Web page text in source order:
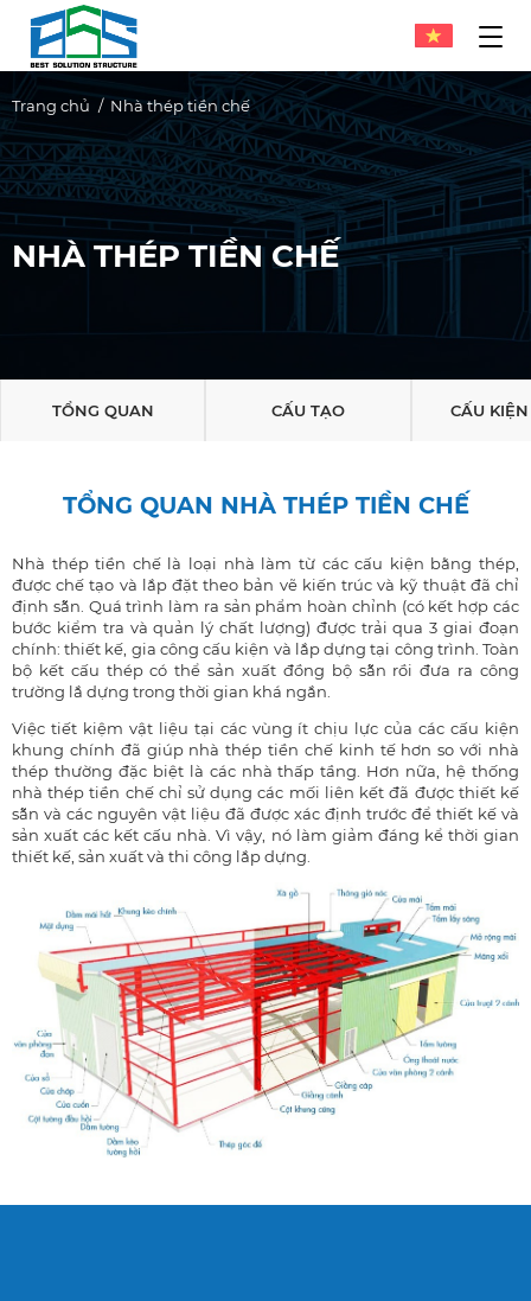
Trang chủ Nhà thép tiền chế
NHÀ THÉP TIỀN CHẾ
TỔNG QUAN CẤU TẠO CẤU
TỔNG QUAN NHÀ THÉP TIỀN CHẾ
Nhà thép tiền chế là loại nhà làm từ các cấu kiện bằng thép,
được chế tạo và lắp đặt theo bản vẽ kiến trúc và kỹ thuật đã chỉ
định sẵn. Quá trình làm ra sản phẩm hoàn chỉnh (có kết hợp các
bước kiểm tra và quản lý chất lượng) được trải qua 3 giai đoạn
chính: thiết kế, gia công cấu kiện và lắp dựng tại công trình. Toàn
bộ kết cấu thép có thể sản xuất đồng bộ sẵn rồi đưa ra công
trường lắ dựng trong thời gian khá ngắn.
Việc tiết kiệm vật liệu tại các vùng ít chịu lực của các cấu kiện
khung chính đã giúp nhà thép tiền chế kinh tế hơn so với nhà
thép thường đặc biệt là các nhà thấp tầng. Hơn nữa, hệ thống
nhà thép tiền chế chỉ sử dụng các mối liên kết đã được thiết kế
sẵn và các nguyên vật liệu đã được xác định trước để thiết kế và
sản xuất các kết cấu nhà. Vì vậy, nó làm giảm đáng kể thời gian
thiết kế, sản xuất và thi công lắp dựng.